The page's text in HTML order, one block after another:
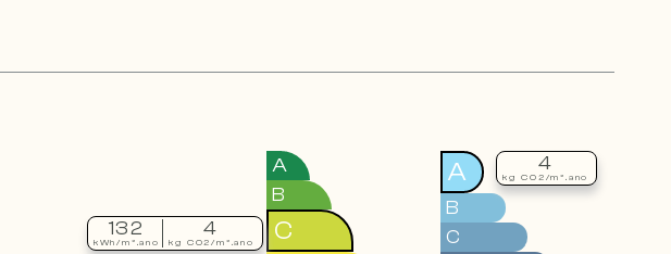
A
B
C
132
kWh/m².ano
4
kg CO2/m².ano
A
B
C
4
kg CO2/m².ano